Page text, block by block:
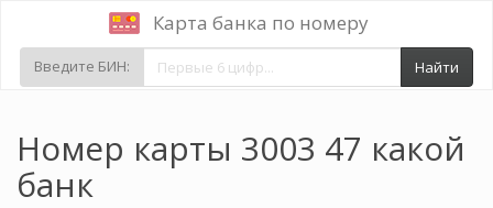
Карта банка по номеру
Введите БИН: Найти
Номер карты 3003 47 какой
банк